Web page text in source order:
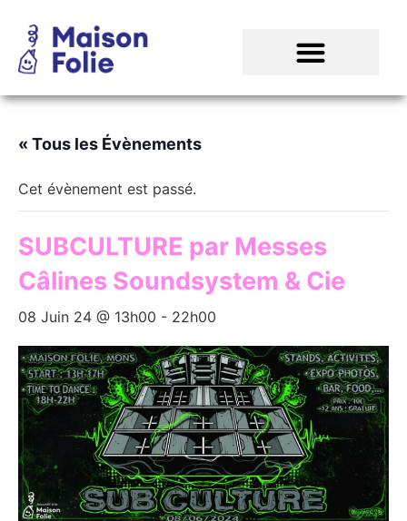
« Tous les Évènements
Cet évènement est passé.
SUBCULTURE par Messes
Câlines Soundsystem & Cie
08 Juin 24 @ 13h00 - 22h00